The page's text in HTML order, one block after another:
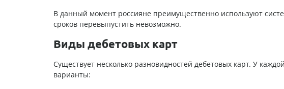
В данный момент россияне преимущественно используют
сроков перевыпустить невозможно.
Виды дебетовых карт
Существует несколько разновидностей дебетовых карт. У
варианты: